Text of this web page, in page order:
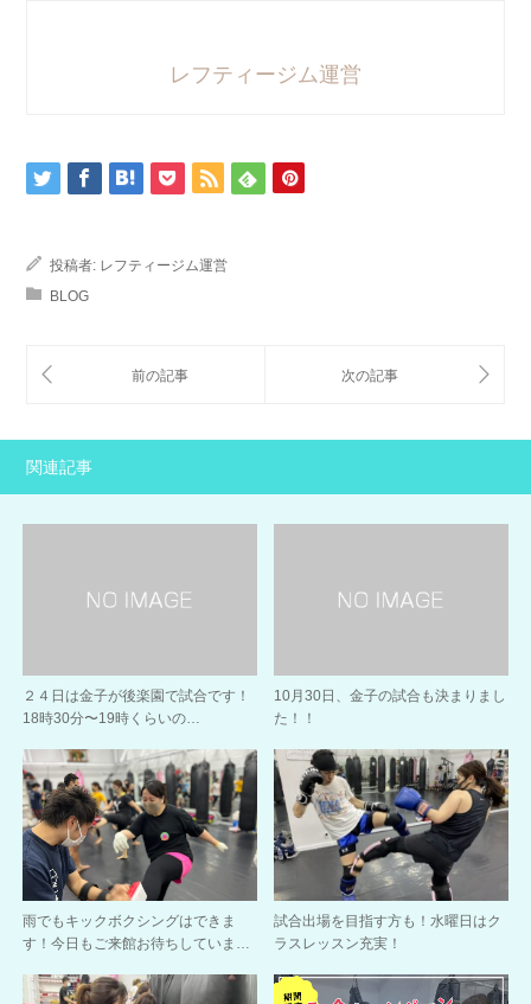
レフティージム運営
投稿者: レフティージム運営
BLOG
関連記事
２４日は金子が後楽園で試合です！
18時30分〜19時くらいの…
10月30日、金子の試合も決まりまし
た！！
雨でもキックボクシングはできま
す！今日もご来館お待ちしていま…
試合出場を目指す方も！水曜日はク
ラスレッスン充実！